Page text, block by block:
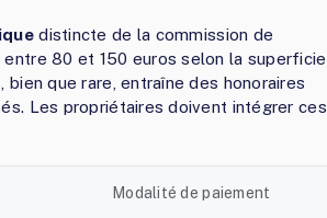
distincte de la commission de
80 et 150 euros selon la superficie
que rare, entraîne des honoraires
Les propriétaires doivent intégrer ces
Modalité de paiement